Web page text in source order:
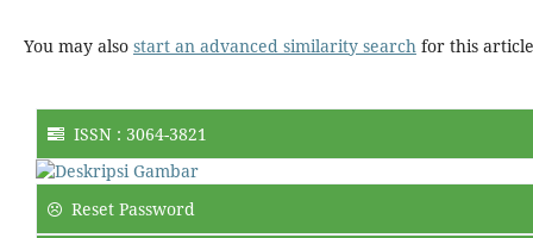
You may also start an advanced similarity searchfor this
ISSN : 3064-3821
Reset Password